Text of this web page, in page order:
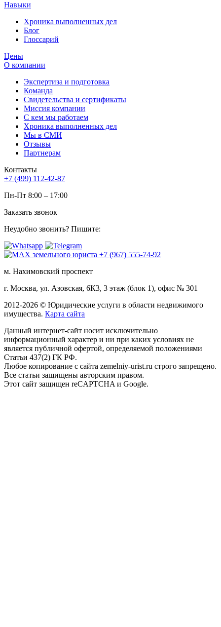
Навыки
Хроника выполненных дел
Блог
Глоссарий
Цены
О компании
Экспертиза и подготовка
Команда
Свидетельства и сертификаты
Миссия компании
С кем мы работаем
Хроника выполненных дел
Мы в СМИ
Отзывы
Партнерам
Контакты
+7 (499) 112-42-87
Пн-Пт 8:00 – 17:00
Заказать звонок
Неудобно звонить? Пишите:
м. Нахимовский проспект
г. Москва, ул. Азовская, 6К3, 3 этаж (блок 1), офис № 301
2012-2026 © Юридические услуги в области недвижимого
имущества. Карта сайта
Данный интернет-сайт носит исключительно
информационный характер и ни при каких условиях не
является публичной офертой, определяемой положениями
Статьи 437(2) ГК РФ.
Любое копирование с сайта zemelniy-urist.ru строго запрещено.
Все статьи защищены авторским правом.
Этот сайт защищен reCAPTCHA и Google.